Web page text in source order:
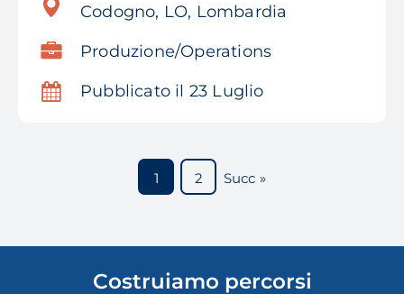
Codogno, LO, Lombardia
Produzione/Operations
Pubblicato il 23 Luglio
1 2 Succ »
Costruiamo percorsi